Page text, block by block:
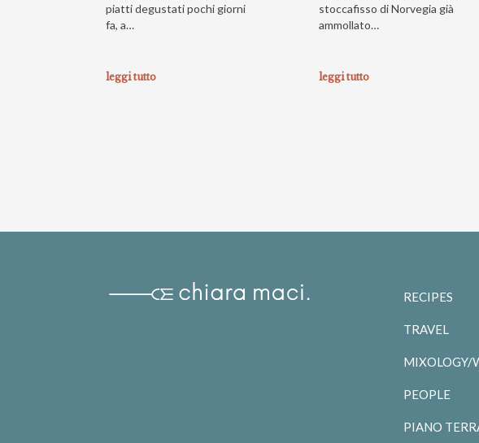
piatti degustati pochi giorni
fa, a…
leggi tutto
stoccafisso di Norvegia già
ammollato…
leggi tutto
RECIPES
TRAVEL
MIXOLOGY/
PEOPLE
PIANO